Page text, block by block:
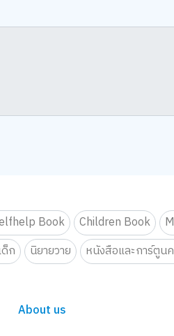
Book Children Book
ก นิยายวาย หนังสือและการ์ตูน
About us